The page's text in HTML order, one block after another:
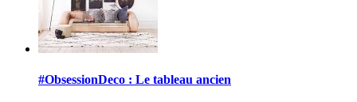
#ObsessionDeco : Le tableau ancien